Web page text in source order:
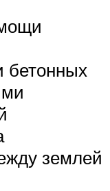
бетонных
землей